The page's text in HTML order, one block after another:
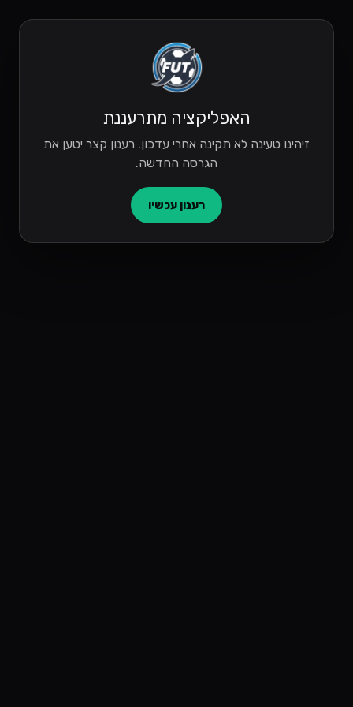
האפליקציה מתרעננת
זיהינו טעינה לא תקינה אחרי עדכון. רענון קצר יטען את
הגרסה החדשה.
רענון עכשיו